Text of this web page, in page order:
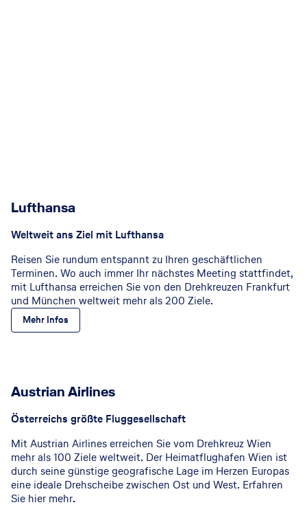
Lufthansa
Weltweit ans Ziel mit Lufthansa
Reisen Sie rundum entspannt zu Ihren geschäftlichen
Terminen. Wo auch immer Ihr nächstes Meeting stattfindet,
mit Lufthansa erreichen Sie von den Drehkreuzen Frankfurt
und München weltweit mehr als 200 Ziele.
Mehr Infos
Austrian Airlines
Österreichs größte Fluggesellschaft
Mit Austrian Airlines erreichen Sie vom Drehkreuz Wien
mehr als 100 Ziele weltweit. Der Heimatflughafen Wien ist
durch seine günstige geografische Lage im Herzen Europas
eine ideale Drehscheibe zwischen Ost und West. Erfahren
Sie hier mehr.